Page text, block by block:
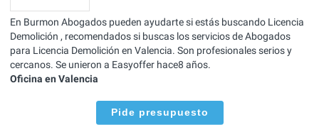
En Burmon Abogados pueden ayudarte si estás buscando Licencia
Demolición , recomendados si buscas los servicios de Abogados
para Licencia Demolición en Valencia. Son profesionales serios y
cercanos. Se unieron a Easyoffer hace8 años.
Oficina en Valencia
Pide presupuesto